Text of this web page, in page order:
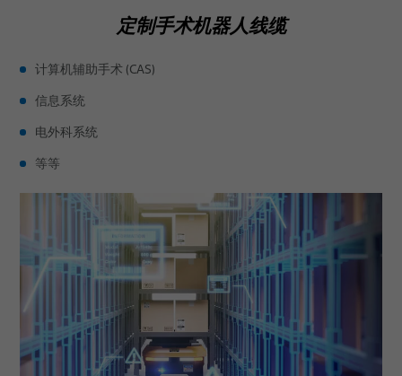
定制手术机器人线缆
计算机辅助手术 (CAS)
信息系统
电外科系统
等等